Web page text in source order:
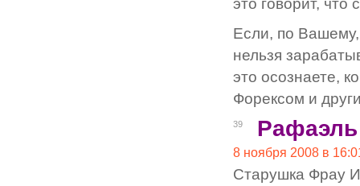
это говорит, что
Если, по Вашему,
нельзя
это осознаете,
Форексом и
39
8 ноября 2008 в
Старушка Фрау